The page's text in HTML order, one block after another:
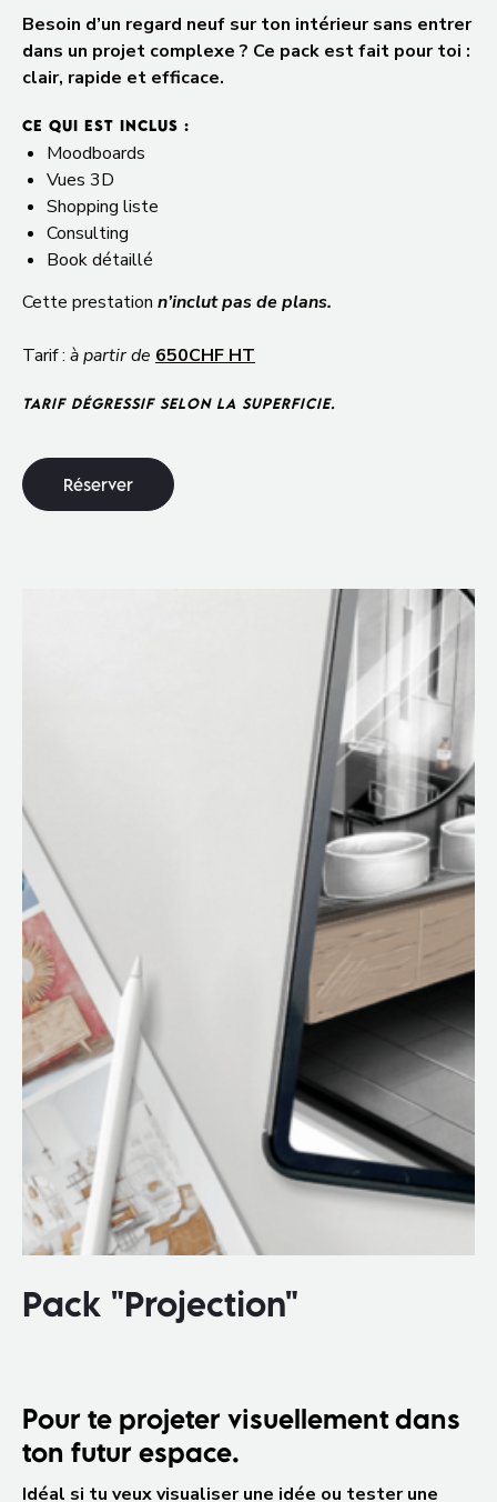
Besoin d’un regard neuf sur ton intérieur sans entrer
dans un projet complexe ? Ce pack est fait pour toi :
clair, rapide et efficace.
CE QUI EST INCLUS :
Moodboards
Vues 3D
Shopping liste
Consulting
Book détaillé
Cette prestation n’inclut pas de plans.
Tarif : à partir de 650CHF HT
TARIF DÉGRESSIF SELON LA SUPERFICIE.
Réserver
Pack "Projection"
Pour te projeter visuellement dans
ton futur espace.
Idéal si tu veux visualiser une idée ou tester une